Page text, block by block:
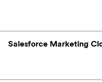
Salesforce Marketing